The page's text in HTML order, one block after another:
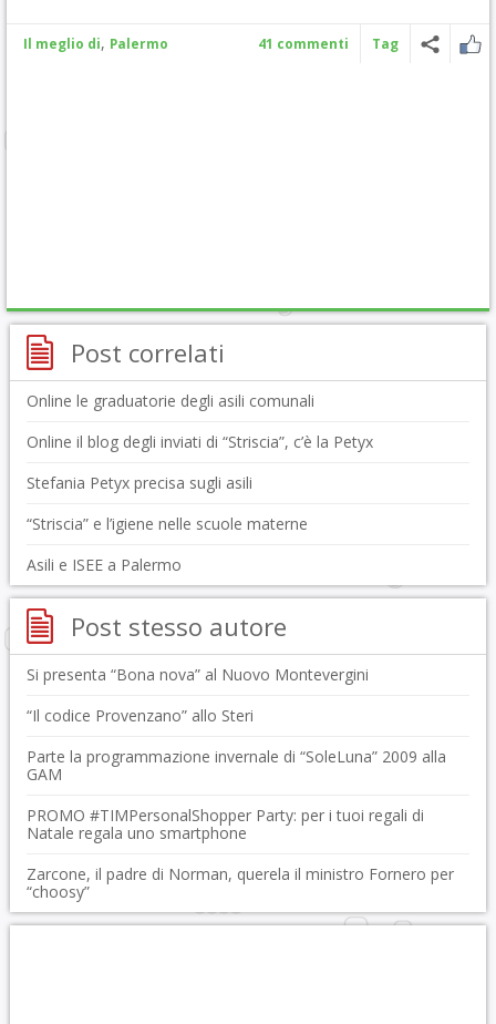
Il meglio di, Palermo 41 commenti Tag
Post correlati
Online le graduatorie degli asili comunali
Online il blog degli inviati di “Striscia”, c’è la Petyx
Stefania Petyx precisa sugli asili
“Striscia” e l’igiene nelle scuole materne
Asili e ISEE a Palermo
Post stesso autore
Si presenta “Bona nova” al Nuovo Montevergini
“Il codice Provenzano” allo Steri
Parte la programmazione invernale di “SoleLuna” 2009 alla
GAM
PROMO #TIMPersonalShopper Party: per i tuoi regali di
Natale regala uno smartphone
Zarcone, il padre di Norman, querela il ministro Fornero per
“choosy”